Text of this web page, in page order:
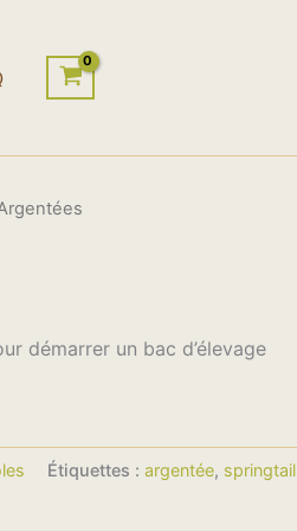
démarrer un bac d’élevage
Étiquettes :argentée, springtail